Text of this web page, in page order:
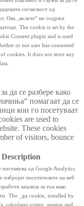
согласност од
Ова „колаче“ не содржи
The cookie is set by the
Consent plugin and is used
or not user has consented
of cookies. It does not store any
да се разбере како
помагаат да се
кои го посетуваат
are used to
These cookies
of visitors, bounce
Description
поставува од Google Analytics
избројат посетителите на веб
анализа за тоа како
The _ga cookie, installed by